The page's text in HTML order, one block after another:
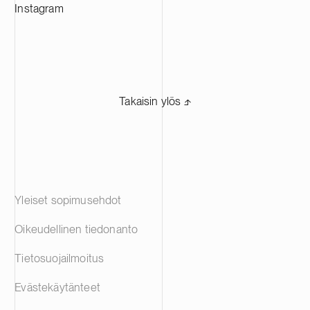
Instagram
Takaisin ylös ⬏
Yleiset sopimusehdot
Oikeudellinen tiedonanto
Tietosuojailmoitus
Evästekäytänteet